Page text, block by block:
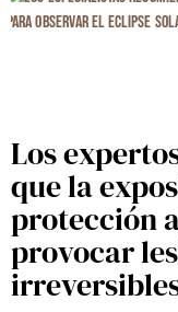
Los
que la
protección
provocar